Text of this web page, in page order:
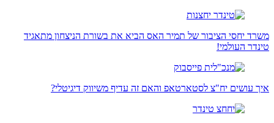
משרד יחסי הציבור של תמיר האס הביא את בשורת הניצחון מתאגיד
טינדר העולמי!
איך עושים יח"צ לסטארטאפ והאם זה עדיף משיווק דיגיטלי?